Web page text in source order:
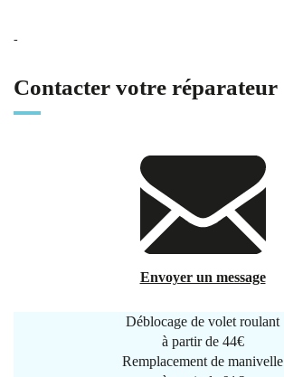
-
Contacter votre réparateur
Envoyer un message
Déblocage de volet roulant
à partir de 44€
Remplacement de manivelle